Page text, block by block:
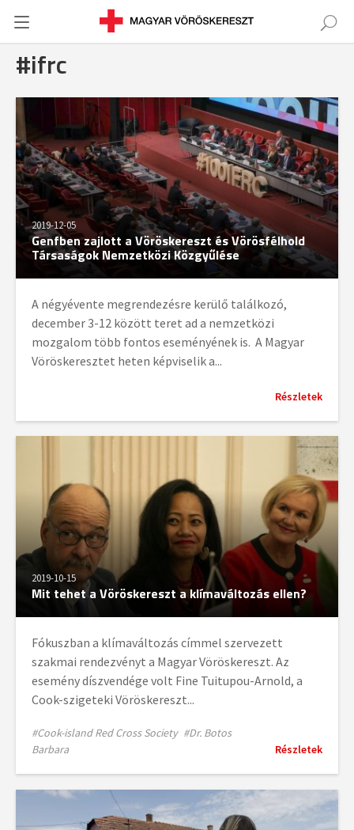
#ifrc
2019-12-05
Genfben zajlott a Vöröskereszt és Vörösfélhold
Társaságok Nemzetközi Közgyűlése
A négyévente megrendezésre kerülő találkozó,
december 3-12 között teret ad a nemzetközi
mozgalom több fontos eseményének is. A Magyar
Vöröskeresztet heten képviselik a...
Részletek
2019-10-15
Mit tehet a Vöröskereszt a klímaváltozás ellen?
Fókuszban a klímaváltozás címmel szervezett
szakmai rendezvényt a Magyar Vöröskereszt. Az
esemény díszvendége volt Fine Tuitupou-Arnold, a
Cook-szigeteki Vöröskereszt...
#Cook-island Red Cross Society #Dr. Botos
Barbara
Részletek